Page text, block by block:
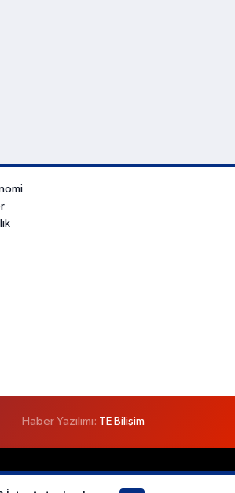
Haber Yazılımı: TE Bilişim